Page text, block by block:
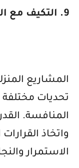
9. التكيف مع التحديات والتغيرات
المشاريع
تحديات
المنافسة.
واتخاذ
الاستمرار